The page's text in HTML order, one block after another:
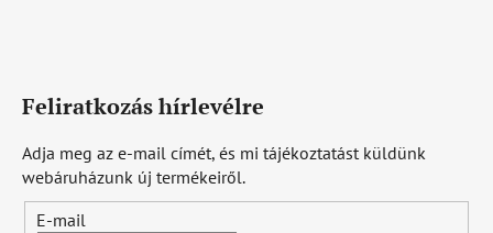
Feliratkozás hírlevélre
Adja meg az e-mail címét, és mi tájékoztatást küldünk
webáruházunk új termékeiről.
E-mail